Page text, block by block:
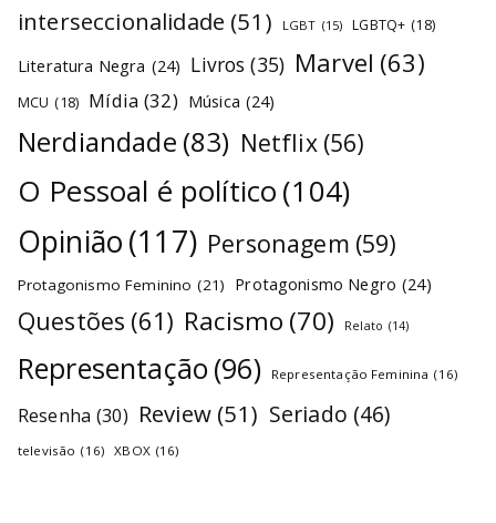
interseccionalidade (51) LGBT (15) LGBTQ+ (18)
Literatura Negra (24) Livros (35) Marvel (63)
MCU (18) Mídia (32) Música (24)
Nerdiandade (83) Netflix (56)
O Pessoal é político(104)
Opinião(117) Personagem (59)
Protagonismo Feminino (21) Protagonismo Negro (24)
Questões (61) Racismo (70) Relato (14)
Representação (96) Representação Feminina (16)
Resenha (30) Review (51) Seriado (46)
televisão (16) XBOX (16)